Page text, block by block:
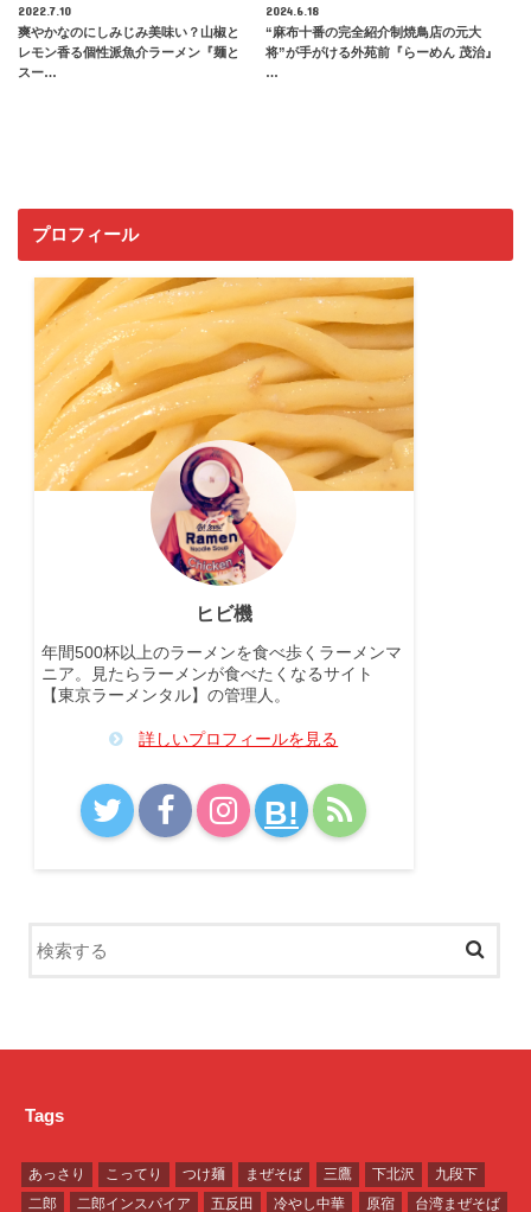
2022.7.10
爽やかなのにしみじみ美味い？山椒と
レモン香る個性派魚介ラーメン『麺と
スー…
2024.6.18
“麻布十番の完全紹介制焼鳥店の元大
将”が手がける外苑前『らーめん 茂治』
…
プロフィール
ヒビ機
年間500杯以上のラーメンを食べ歩くラーメンマ
ニア。見たらラーメンが食べたくなるサイト
【東京ラーメンタル】の管理人。
詳しいプロフィールを見る
B!
Tags
あっさり こってり つけ麺 まぜそば 三鷹 下北沢
九段下
二郎
二郎インスパイア 五反田 冷やし中華 原宿 台湾まぜそば